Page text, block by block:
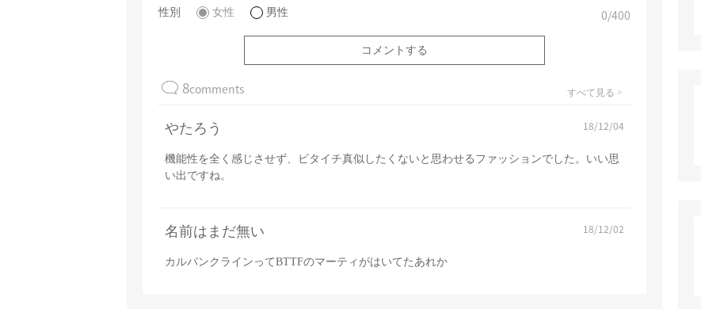
性別 女性 男性 0/400
8comments すべて見る >
やたろう 18/12/04
機能性を全く感じさせず、ビタイチ真似したくないと思わせるファッションでした。いい思
い出ですね。
名前はまだ無い 18/12/02
カルバンクラインってBTTFのマーティがはいてたあれか